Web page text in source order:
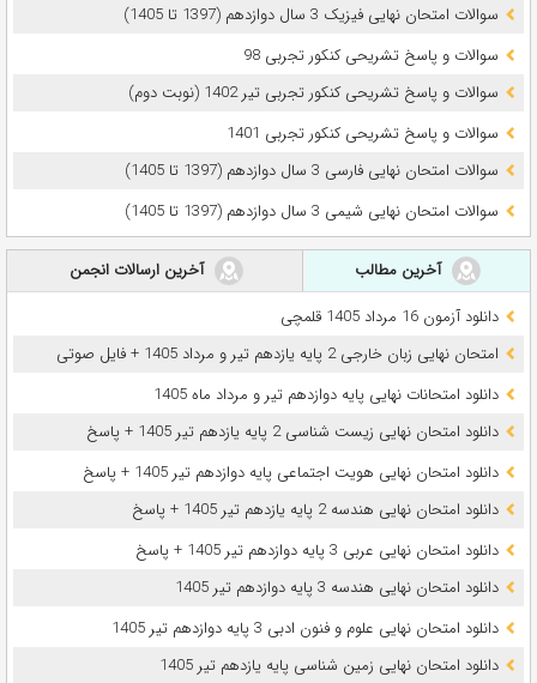
سوالات امتحان نهایی فیزیک 3 سال دوازدهم (1397 تا 1405)
سوالات و پاسخ تشریحی کنکور تجربی 98
سوالات و پاسخ تشریحی کنکور تجربی تیر 1402 (نوبت دوم)
سوالات و پاسخ تشریحی کنکور تجربی 1401
سوالات امتحان نهایی فارسی 3 سال دوازدهم (1397 تا 1405)
سوالات امتحان نهایی شیمی 3 سال دوازدهم (1397 تا 1405)
آخرین مطالب
آخرین ارسالات انجمن
دانلود آزمون 16 مرداد 1405 قلمچی
امتحان نهایی زبان خارجی 2 پایه یازدهم تیر و مرداد 1405 + فایل صوتی
دانلود امتحانات نهایی پایه دوازدهم تیر و مرداد ماه 1405
دانلود امتحان نهایی زیست شناسی 2 پایه یازدهم تیر 1405 + پاسخ
دانلود امتحان نهایی هویت اجتماعی پایه دوازدهم تیر 1405 + پاسخ
دانلود امتحان نهایی هندسه 2 پایه یازدهم تیر 1405 + پاسخ
دانلود امتحان نهایی عربی 3 پایه دوازدهم تیر 1405 + پاسخ
دانلود امتحان نهایی هندسه 3 پایه دوازدهم تیر 1405
دانلود امتحان نهایی علوم و فنون ادبی 3 پایه دوازدهم تیر 1405
دانلود امتحان نهایی زمین شناسی پایه یازدهم تیر 1405